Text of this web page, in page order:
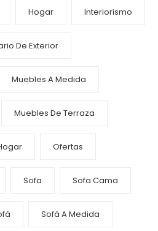
Hogar Interiorismo
De Exterior
Muebles A Medida
Muebles De Terraza
Ofertas
Sofa Sofa Cama
Sofá A Medida